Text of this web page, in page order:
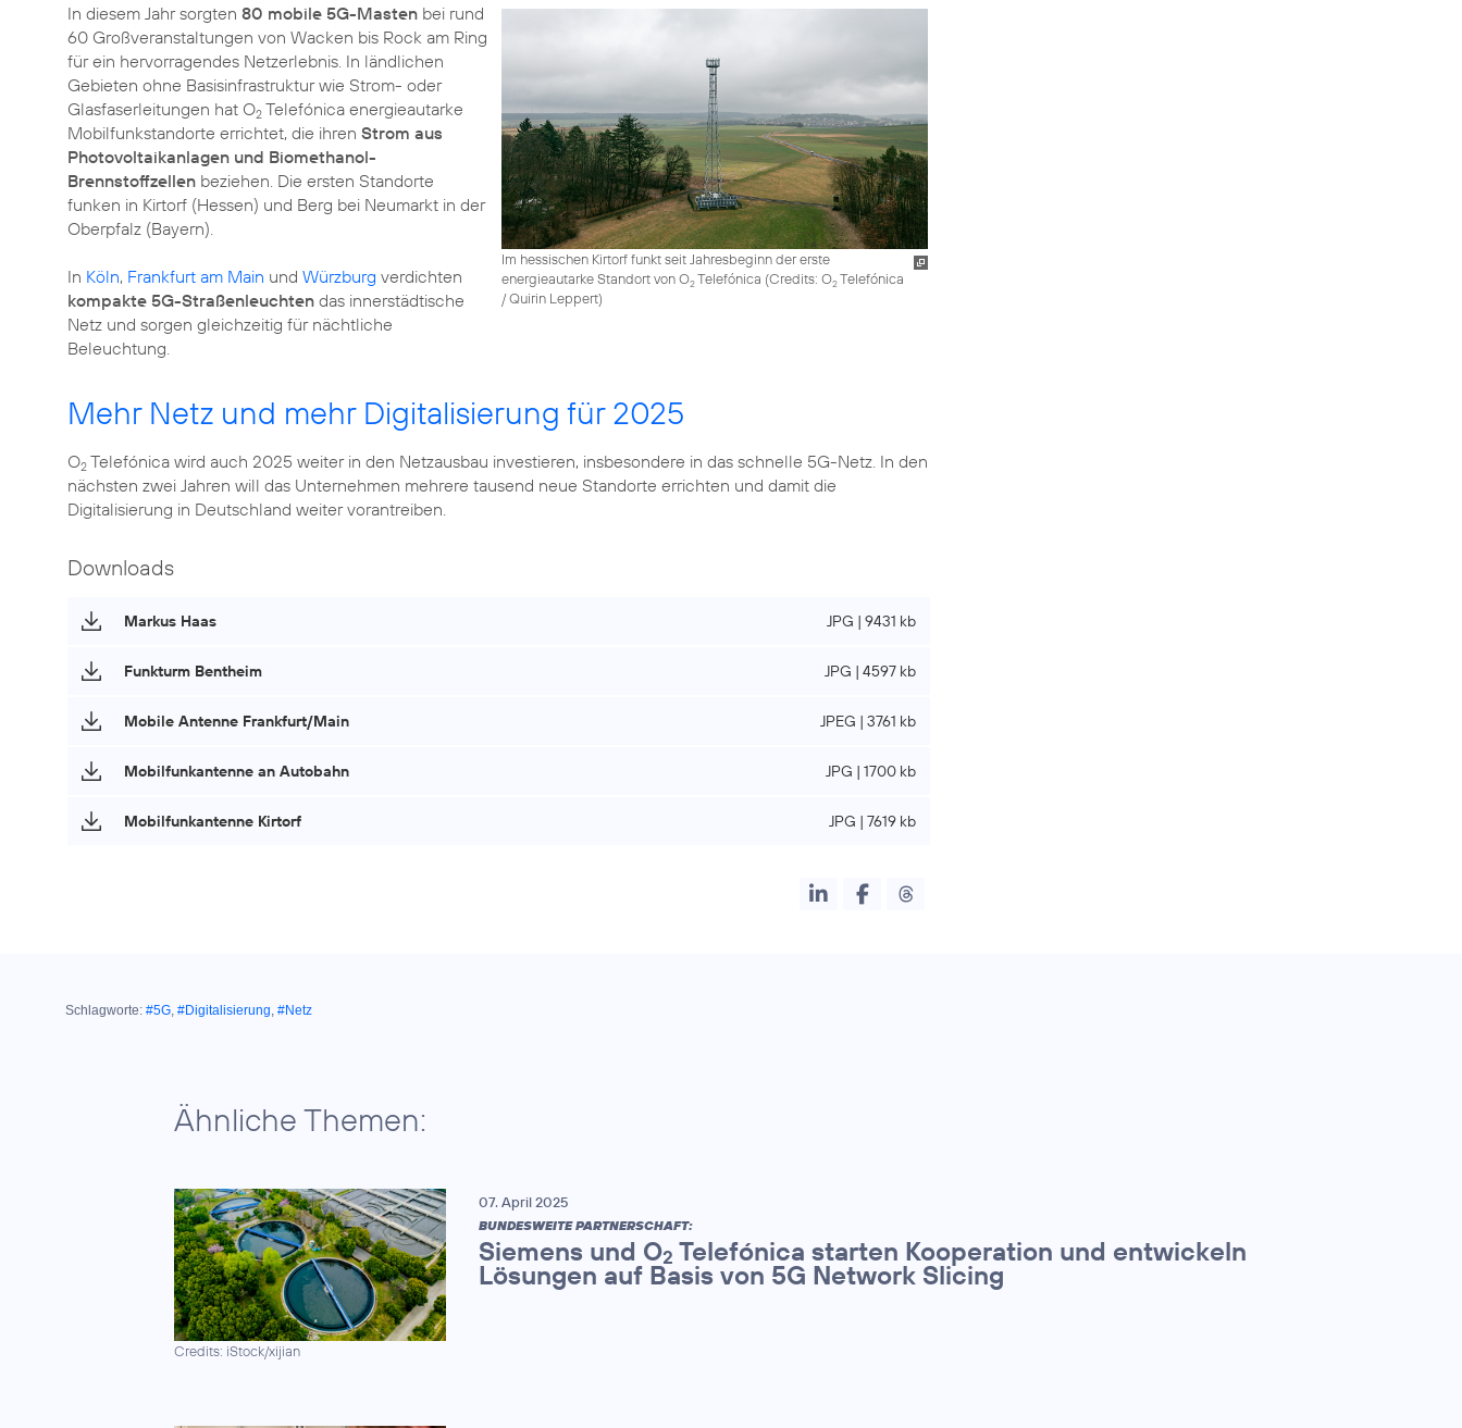
Im hessischen Kirtorf funkt seit Jahresbeginn der erste
energieautarke Standort von O2Telefónica (Credits: O2Telefónica
/ Quirin Leppert)
In diesem Jahr sorgten 80 mobile 5G-Masten bei rund
60 Großveranstaltungen von Wacken bis Rock am Ring
für ein hervorragendes Netzerlebnis. In ländlichen
Gebieten ohne Basisinfrastruktur wie Strom- oder
Glasfaserleitungen hat O2 Telefónica energieautarke
Mobilfunkstandorte errichtet, die ihren Strom aus
Photovoltaikanlagen und Biomethanol-
Brennstoffzellen beziehen. Die ersten Standorte
funken in Kirtorf (Hessen) und Berg bei Neumarkt in der
Oberpfalz (Bayern).
In Köln, Frankfurt am Main und Würzburg verdichten
kompakte 5G-Straßenleuchten das innerstädtische
Netz und sorgen gleichzeitig für nächtliche
Beleuchtung.
Mehr Netz und mehr Digitalisierung für 2025
O2 Telefónica wird auch 2025 weiter in den Netzausbau investieren, insbesondere in das schnelle 5G-Netz. In den
nächsten zwei Jahren will das Unternehmen mehrere tausend neue Standorte errichten und damit die
Digitalisierung in Deutschland weiter vorantreiben.
Downloads
Markus Haas JPG | 9431 kb
Funkturm Bentheim JPG | 4597 kb
Mobile Antenne Frankfurt/Main JPEG | 3761 kb
Mobilfunkantenne an Autobahn JPG | 1700 kb
Mobilfunkantenne Kirtorf JPG | 7619 kb
Schlagworte: #5G, #Digitalisierung, #Netz
Ähnliche Themen:
Credits: iStock/xijian
07. April 2025
BUNDESWEITE PARTNERSCHAFT:
Siemens und O2 Telefónica starten Kooperation und entwickeln
Lösungen auf Basis von 5G Network Slicing